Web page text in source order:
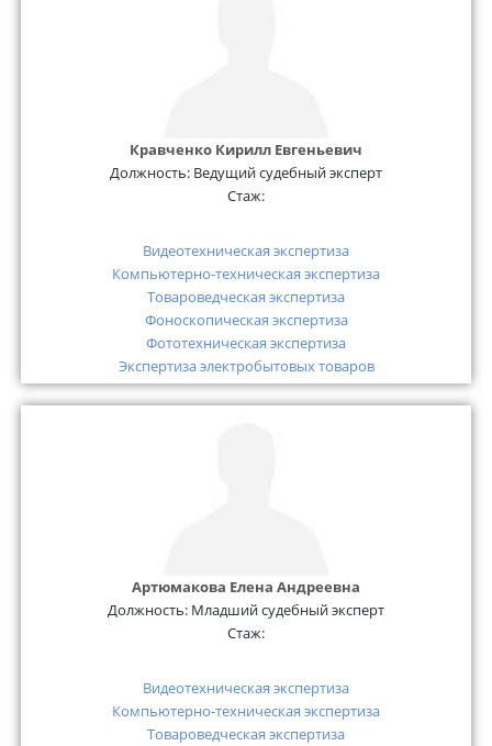
Кравченко Кирилл Евгеньевич
Должность: Ведущий судебный эксперт
Стаж:
Видеотехническая экспертиза
Компьютерно-техническая экспертиза
Товароведческая экспертиза
Фоноскопическая экспертиза
Фототехническая экспертиза
Экспертиза электробытовых товаров
Артюмакова Елена Андреевна
Должность: Младший судебный эксперт
Стаж:
Видеотехническая экспертиза
Компьютерно-техническая экспертиза
Товароведческая экспертиза